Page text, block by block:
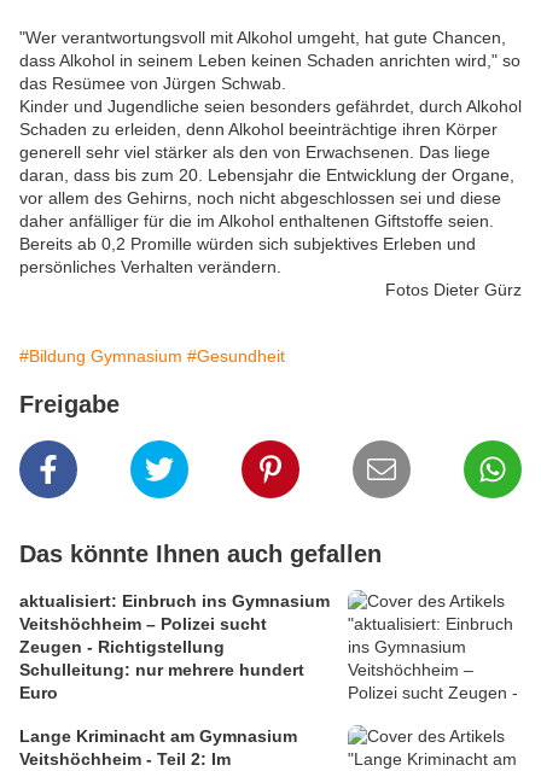
"Wer verantwortungsvoll mit Alkohol umgeht, hat gute Chancen,
dass Alkohol in seinem Leben keinen Schaden anrichten wird," so
das Resümee von Jürgen Schwab.
Kinder und Jugendliche seien besonders gefährdet, durch Alkohol
Schaden zu erleiden, denn Alkohol beeinträchtige ihren Körper
generell sehr viel stärker als den von Erwachsenen. Das liege
daran, dass bis zum 20. Lebensjahr die Entwicklung der Organe,
vor allem des Gehirns, noch nicht abgeschlossen sei und diese
daher anfälliger für die im Alkohol enthaltenen Giftstoffe seien.
Bereits ab 0,2 Promille würden sich subjektives Erleben und
persönliches Verhalten verändern.
Fotos Dieter Gürz
#Bildung Gymnasium #Gesundheit
Freigabe
Das könnte Ihnen auch gefallen
aktualisiert: Einbruch ins Gymnasium
Veitshöchheim – Polizei sucht
Zeugen - Richtigstellung
Schulleitung: nur mehrere hundert
Euro
Lange Kriminacht am Gymnasium
Veitshöchheim - Teil 2: Im